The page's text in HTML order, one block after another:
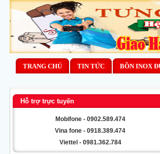
TRANG CHỦ TIN TỨC BỒN INOX
Hỗ trợ trực tuyến
Mobifone - 0902.589.474
Vina fone - 0918.389.474
Viettel - 0981.362.784